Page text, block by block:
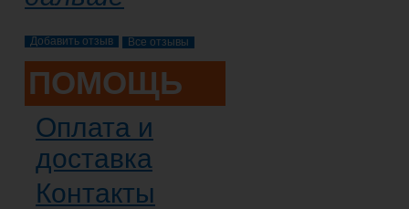
Все отзывы
ПОМОЩЬ
Оплата и
доставка
Контакты